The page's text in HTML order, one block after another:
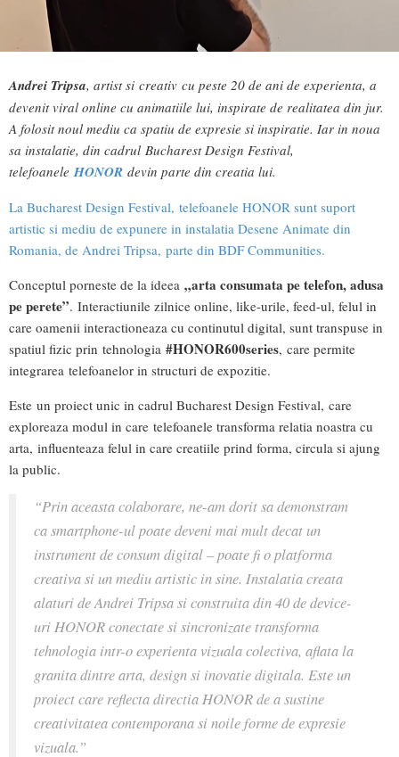
Andrei Tripsa, artist si creativ cu peste 20 de ani de experienta, a
devenit viral online cu animatiile lui, inspirate de realitatea din jur.
A folosit noul mediu ca spatiu de expresie si inspiratie. Iar in noua
sa instalatie, din cadrul Bucharest Design Festival,
telefoaneleHONOR devin parte din creatia lui.
La Bucharest Design Festival, telefoanele HONOR sunt suport
artistic si mediu de expunere in instalatia Desene Animate din
Romania, de Andrei Tripsa, parte din BDF Communities.
Conceptul porneste de la ideea „arta consumata pe telefon, adusa
pe perete”. Interactiunile zilnice online, like-urile, feed-ul, felul in
care oamenii interactioneaza cu continutul digital, sunt transpuse in
spatiul fizic prin tehnologia #HONOR600series, care permite
integrarea telefoanelor in structuri de expozitie.
Este un proiect unic in cadrul Bucharest Design Festival, care
exploreaza modul in care telefoanele transforma relatia noastra cu
arta, influenteaza felul in care creatiile prind forma, circula si ajung
la public.
“Prin aceasta colaborare, ne-am dorit sa demonstram
ca smartphone-ul poate deveni mai mult decat un
instrument de consum digital – poate fi o platforma
creativa si un mediu artistic in sine. Instalatia creata
alaturi de Andrei Tripsa si construita din 40 de device-
uri HONOR conectate si sincronizate transforma
tehnologia intr-o experienta vizuala colectiva, aflata la
granita dintre arta, design si inovatie digitala. Este un
proiect care reflecta directia HONOR de a sustine
creativitatea contemporana si noile forme de expresie
vizuala.”